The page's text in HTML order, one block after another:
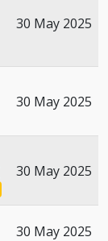
30 May 2025
30 May 2025
30 May 2025
30 May 2025